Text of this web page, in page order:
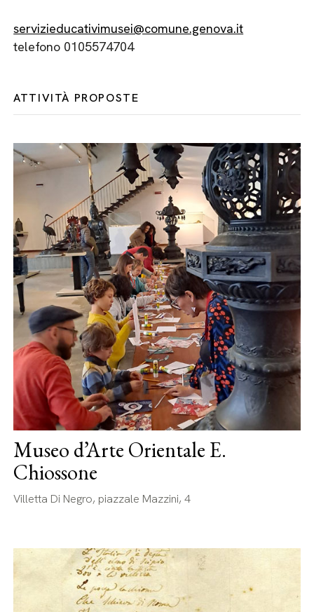
servizieducativimusei@comune.genova.it
telefono 0105574704
ATTIVITÀ PROPOSTE
Museo d’Arte Orientale E.
Chiossone
Villetta Di Negro, piazzale Mazzini, 4